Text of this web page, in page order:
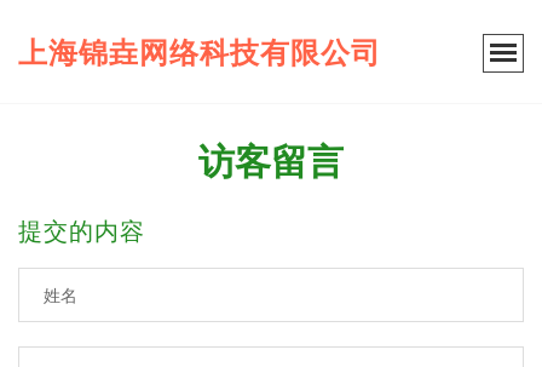
上海锦垚网络科技有限公司
访客留言
提交的内容